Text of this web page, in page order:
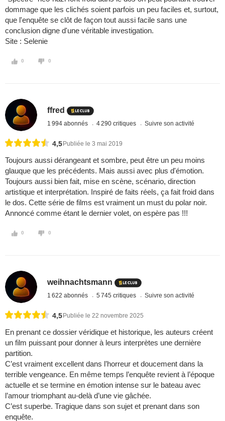
dommage que les clichés soient parfois un peu faciles et, surtout,
que l'enquête se clôt de façon tout aussi facile sans une
conclusion digne d'une véritable investigation.
Site : Selenie
0 0
ffred
1 994 abonnés 4 290 critiques Suivre son activité
4,5 Publiée le 3 mai 2019
Toujours aussi dérangeant et sombre, peut être un peu moins
glauque que les précédents. Mais aussi avec plus d'émotion.
Toujours aussi bien fait, mise en scène, scénario, direction
artistique et interprétation. Inspiré de faits réels, ça fait froid dans
le dos. Cette série de films est vraiment un must du polar noir.
Annoncé comme étant le dernier volet, on espère pas !!!
0 0
weihnachtsmann
1 622 abonnés 5 745 critiques Suivre son activité
4,5 Publiée le 22 novembre 2025
En prenant ce dossier véridique et historique, les auteurs créent
un film puissant pour donner à leurs interprètes une dernière
partition.
C’est vraiment excellent dans l’horreur et doucement dans la
terrible vengeance. En même temps l’enquête revient à l’époque
actuelle et se termine en émotion intense sur le bateau avec
l’amour triomphant au-delà d’une vie gâchée.
C’est superbe. Tragique dans son sujet et prenant dans son
enquête.